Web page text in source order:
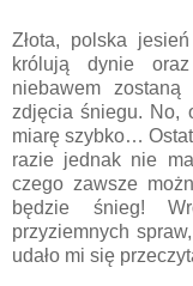
Złota, polska
królują dynie
niebawem
zdjęcia śniegu. No,
miarę szybko…
razie jednak nie
czego zawsze
będzie śnieg!
przyziemnych
udało mi się